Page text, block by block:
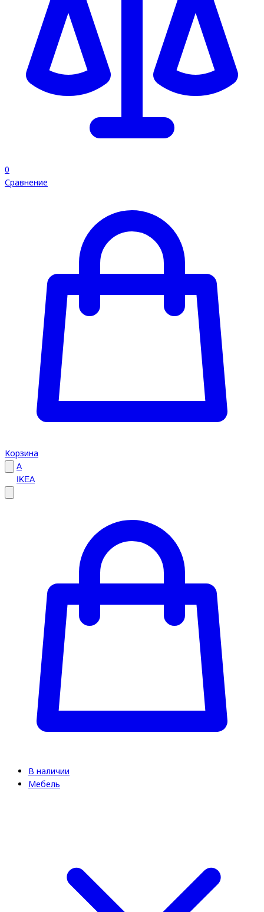
0
Сравнение
Корзина
A
IKEA
В наличии
Мебель